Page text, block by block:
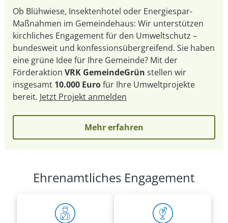
Ob Blühwiese, Insektenhotel oder Energiespar-
Maßnahmen im Gemeindehaus: Wir unterstützen
kirchliches Engagement für den Umweltschutz –
bundesweit und konfessionsübergreifend. Sie haben
eine grüne Idee für Ihre Gemeinde? Mit der
Förderaktion VRK GemeindeGrün stellen wir
insgesamt 10.000 Eurofür Ihre Umweltprojekte
bereit. Jetzt Projekt anmelden
Mehr erfahren
Ehrenamtliches Engagement